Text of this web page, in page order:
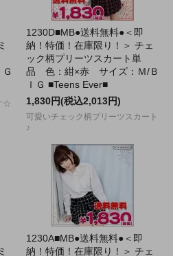
☆
1230D■MB●送料無料●＜即
納！特価！在庫限り！＞ チェ
ック柄プリーツスカート単
品 色：紺×赤 サイズ：Ｍ/Ｂ
ＩＧ ■Teens Ever■
1,830円(税込2,013円)
可愛いチェック柄プリーツスカート
♪
1230A■MB●送料無料●＜即
納！特価！在庫限り！＞ チェ